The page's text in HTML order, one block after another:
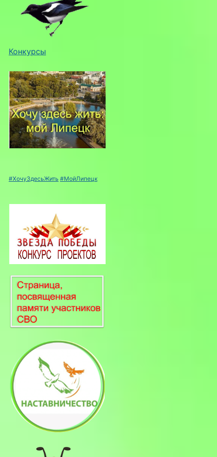
Конкурсы
#ХочуЗдесьЖить #МойЛипецк